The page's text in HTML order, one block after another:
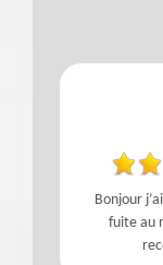
Bonjour
fuite au